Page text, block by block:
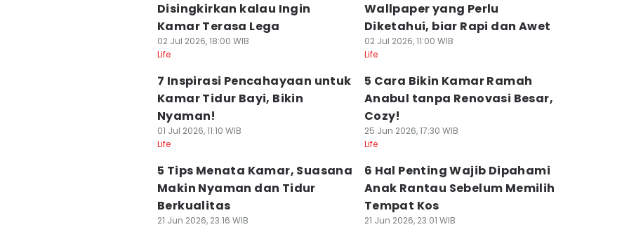
Disingkirkan kalau Ingin
Kamar Terasa Lega
02 Jul 2026, 18:00 WIB
Life
Wallpaper yang Perlu
Diketahui, biar Rapi dan Awet
02 Jul 2026, 11:00 WIB
Life
7 Inspirasi Pencahayaan untuk
Kamar Tidur Bayi, Bikin
Nyaman!
01 Jul 2026, 11:10 WIB
Life
5 Cara Bikin Kamar Ramah
Anabul tanpa Renovasi Besar,
Cozy!
25 Jun 2026, 17:30 WIB
Life
5 Tips Menata Kamar, Suasana
Makin Nyaman dan Tidur
Berkualitas
21 Jun 2026, 23:16 WIB
6 Hal Penting Wajib Dipahami
Anak Rantau Sebelum Memilih
Tempat Kos
21 Jun 2026, 23:01 WIB